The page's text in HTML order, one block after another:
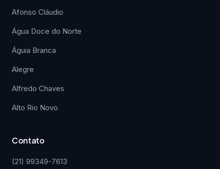
Afonso Cláudio
Água Doce do Norte
Águia Branca
Alegre
Alfredo Chaves
Alto Rio Novo
Contato
(21) 99349-7613